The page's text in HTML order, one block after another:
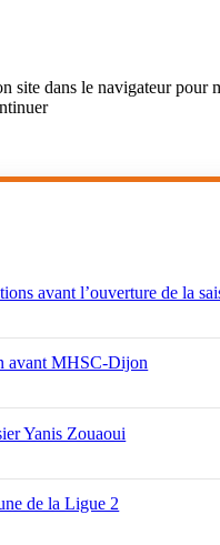
site dans le navigateur pour
avant l’ouverture de la
avant MHSC-Dijon
Yanis Zouaoui
de la Ligue 2